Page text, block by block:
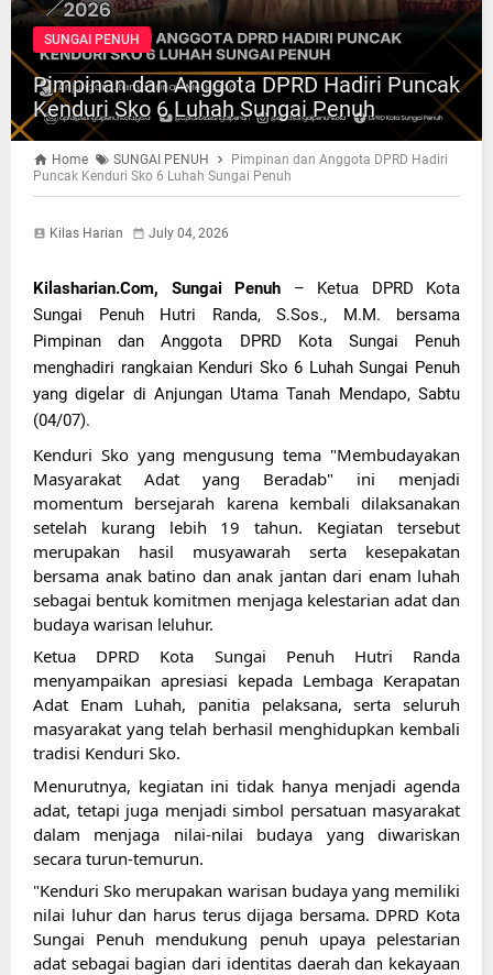
SUNGAI PENUH
Pimpinan dan Anggota DPRD Hadiri Puncak
Kenduri Sko 6 Luhah Sungai Penuh
Home SUNGAI PENUH
Pimpinan dan Anggota DPRD Hadiri
Puncak Kenduri Sko 6 Luhah Sungai Penuh
Kilas Harian July 04, 2026
Kilasharian.Com, Sungai Penuh – Ketua DPRD Kota
Sungai Penuh Hutri Randa, S.Sos., M.M. bersama
Pimpinan dan Anggota DPRD Kota Sungai Penuh
menghadiri rangkaian Kenduri Sko 6 Luhah Sungai Penuh
yang digelar di Anjungan Utama Tanah Mendapo, Sabtu
(04/07).
Kenduri Sko yang mengusung tema "Membudayakan
Masyarakat Adat yang Beradab" ini menjadi
momentum bersejarah karena kembali dilaksanakan
setelah kurang lebih 19 tahun. Kegiatan tersebut
merupakan hasil musyawarah serta kesepakatan
bersama anak batino dan anak jantan dari enam luhah
sebagai bentuk komitmen menjaga kelestarian adat dan
budaya warisan leluhur.
Ketua DPRD Kota Sungai Penuh Hutri Randa
menyampaikan apresiasi kepada Lembaga Kerapatan
Adat Enam Luhah, panitia pelaksana, serta seluruh
masyarakat yang telah berhasil menghidupkan kembali
tradisi Kenduri Sko.
Menurutnya, kegiatan ini tidak hanya menjadi agenda
adat, tetapi juga menjadi simbol persatuan masyarakat
dalam menjaga nilai-nilai budaya yang diwariskan
secara turun-temurun.
"Kenduri Sko merupakan warisan budaya yang memiliki
nilai luhur dan harus terus dijaga bersama. DPRD Kota
Sungai Penuh mendukung penuh upaya pelestarian
adat sebagai bagian dari identitas daerah dan kekayaan